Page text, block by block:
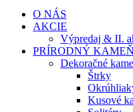
O NÁS
AKCIE
Výpredaj & II.
PRÍRODNÝ KAMEŇ
Dekoračné
Štrky
Kusové